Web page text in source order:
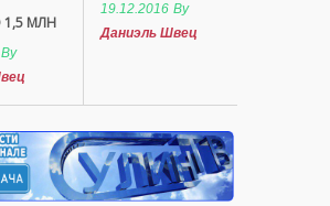
МЛН
By
19.12.2016 By
Даниэль Швец